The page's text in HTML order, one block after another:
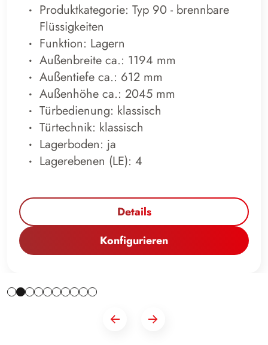
Produktkategorie: Typ 90 - brennbare
Flüssigkeiten
Funktion: Lagern
Außenbreite ca.: 1194 mm
Außentiefe ca.: 612 mm
Außenhöhe ca.: 2045 mm
Türbedienung: klassisch
Türtechnik: klassisch
Lagerboden: ja
Lagerebenen (LE): 4
Details
Konfigurieren